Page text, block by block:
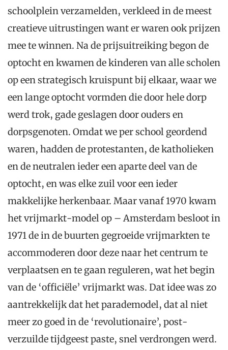
schoolplein verzamelden, verkleed in de meest
creatieve uitrustingen want er waren ook prijzen
mee te winnen. Na de prijsuitreiking begon de
optocht en kwamen de kinderen van alle scholen
op een strategisch kruispunt bij elkaar, waar we
een lange optocht vormden die door hele dorp
werd trok, gade geslagen door ouders en
dorpsgenoten. Omdat we per school geordend
waren, hadden de protestanten, de katholieken
en de neutralen ieder een aparte deel van de
optocht, en was elke zuil voor een ieder
makkelijke herkenbaar. Maar vanaf 1970 kwam
het vrijmarkt-model op – Amsterdam besloot in
1971 de in de buurten gegroeide vrijmarkten te
accommoderen door deze naar het centrum te
verplaatsen en te gaan reguleren, wat het begin
van de ‘officiële’ vrijmarkt was. Dat idee was zo
aantrekkelijk dat het parademodel, dat al niet
meer zo goed in de ‘revolutionaire’, post-
verzuilde tijdgeest paste, snel verdrongen werd.